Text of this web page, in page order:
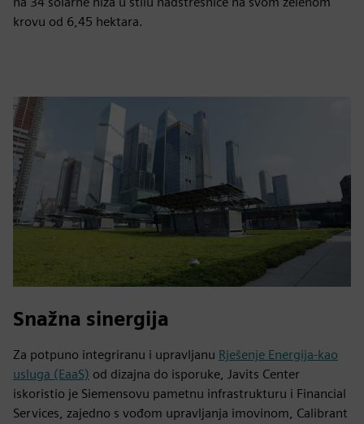
krovu od 6,45 hektara.
Snažna sinergija
Za potpuno integriranu i upravljanu Rješenje Energija-kao
usluga (EaaS) od dizajna do isporuke, Javits Center
iskoristio je Siemensovu pametnu infrastrukturu i Financial
Services, zajedno s vođom upravljanja imovinom, Calibrant